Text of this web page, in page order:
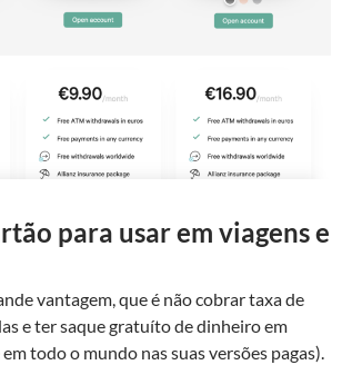
para usar em viagens e
vantagem, que é não cobrar taxa de
e ter saque gratuíto de dinheiro em
todo o mundo nas suas versões pagas).